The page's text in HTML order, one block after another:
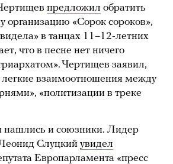
предложил обратить
организацию «Сорок сороков»,
в танцах 11–12-летних
что в песне нет ничего
Чертищев заявил,
легкие взаимоотношения между
«политизации в треке
нашлись и союзники. Лидер
Слуцкий увидел
Европарламента «пресс